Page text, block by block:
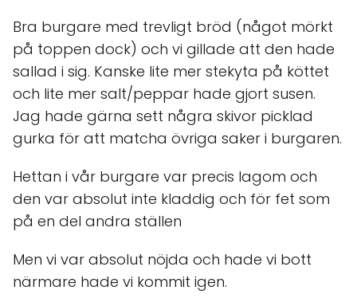
Bra burgare med trevligt bröd (något mörkt
på toppen dock) och vi gillade att den hade
sallad i sig. Kanske lite mer stekyta på köttet
och lite mer salt/peppar hade gjort susen.
Jag hade gärna sett några skivor picklad
gurka för att matcha övriga saker i burgaren.
Hettan i vår burgare var precis lagom och
den var absolut inte kladdig och för fet som
på en del andra ställen
Men vi var absolut nöjda och hade vi bott
närmare hade vi kommit igen.